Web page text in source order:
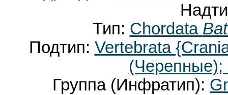
Тип: Chordata
Подтип: Vertebrata
(Черепные);
Группа (Инфратип):